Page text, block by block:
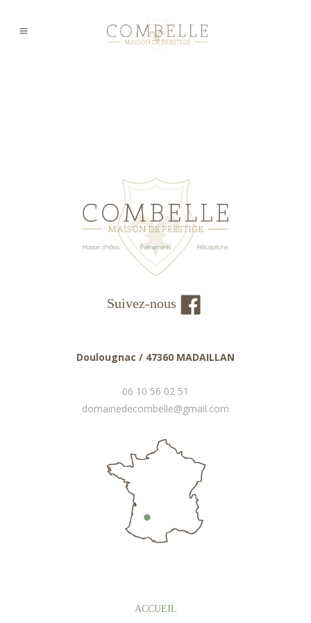
Suivez-nous
Doulougnac / 47360 MADAILLAN
06 10 56 02 51
domainedecombelle@gmail.com
ACCUEIL